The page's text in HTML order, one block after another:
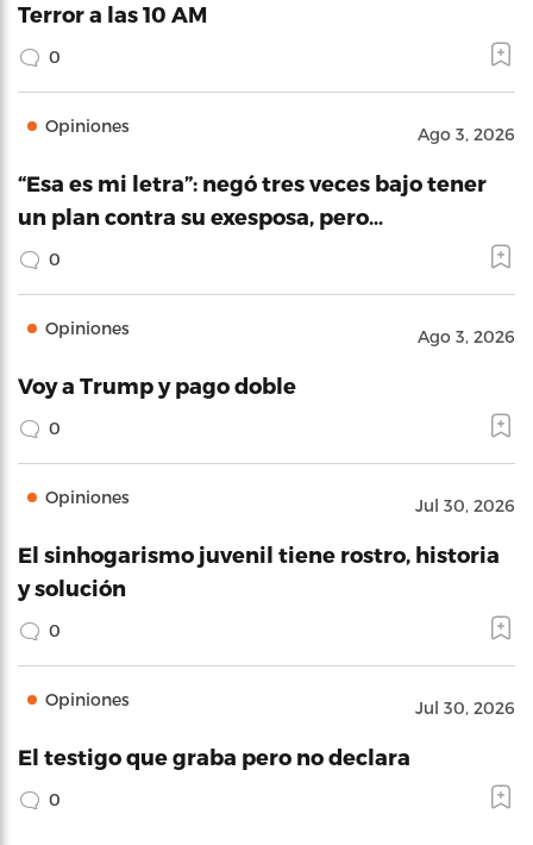
Terror a las 10 AM
0
Opiniones Ago 3, 2026
“Esa es mi letra”: negó tres veces bajo tener
un plan contra su exesposa, pero…
0
Opiniones Ago 3, 2026
Voy a Trump y pago doble
0
Opiniones Jul 30, 2026
El sinhogarismo juvenil tiene rostro, historia
y solución
0
Opiniones Jul 30, 2026
El testigo que graba pero no declara
0